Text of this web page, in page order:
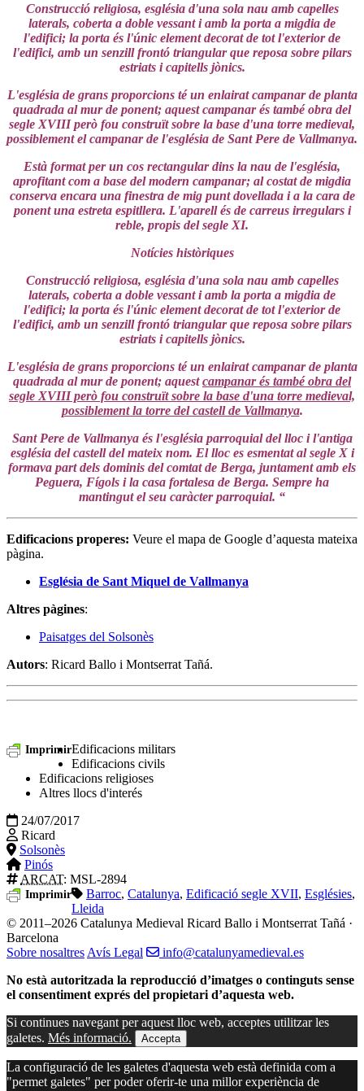
Construcció religiosa, església d'una sola nau amb capelles
laterals, coberta a doble vessant i amb la porta a migdia de
l'edifici; la porta és l'únic element decorat de tot l'exterior de
l'edifici, amb un senzill frontó triangular que reposa sobre pilars
estriats i capitells jònics.
L'església de grans proporcions té un enlairat campanar de planta
quadrada al mur de ponent; aquest campanar és també obra del
segle XVIII però fou construït sobre la base d'una torre medieval,
possiblement el campanar de l'església de Sant Pere de Vallmanya.
Està format per un cos rectangular dins la nau de l'església,
aprofitant com a base del modern campanar; al costat de migdia
conserva encara una finestra de mig punt dovellada i a la cara de
ponent una estreta espitllera. L'aparell és de carreus irregulars i
reble, propis del segle XI.
Notícies històriques
Construcció religiosa, església d'una sola nau amb capelles
laterals, coberta a doble vessant i amb la porta a migdia de
l'edifici; la porta és l'únic element decorat de tot l'exterior de
l'edifici, amb un senzill frontó triangular que reposa sobre pilars
estriats i capitells jònics.
L'església de grans proporcions té un enlairat campanar de planta
quadrada al mur de ponent; aquestcampanar és també obra del
segle XVIII però fou construït sobre la base d'una torre medieval,
possiblement la torre del castell de Vallmanya.
Sant Pere de Vallmanya és l'església parroquial del lloc i l'antiga
església del castell del mateix nom. El lloc es esmentat al segle X i
formava part dels dominis del comtat de Berga, juntament amb els
Peguera, Fígols i la casa fortalesa de Berga. Sempre ha
mantingut el seu caràcter parroquial. “
Edificacions properes: Veure el mapa de Google d’aquesta mateixa
pàgina.
Església de Sant Miquel de Vallmanya
Altres pàgines:
Paisatges del Solsonès
Autors: Ricard Ballo i Montserrat Tañá.
ImprimirEdificacions militars
Edificacions civils
Edificacions religioses
Altres llocs d'interés
24/07/2017
Ricard
Solsonès
Pinós
ARCAT: MSL-2894
Imprimir Barroc, Catalunya, Edificació segle XVII, Esglésies,
Lleida
© 2011–2026 Catalunya Medieval Ricard Ballo i Montserrat Tañá ·
Barcelona
Sobre nosaltres Avís Legal
info@catalunyamedieval.es
No està autoritzada la reproducció d’imatges o continguts sense
el consentiment exprés del propietari d’aquesta web.
Si continues navegant per aquest lloc web, acceptes utilitzar les
galetes. Més informació. Accepta
La configuració de les galetes d'aquesta web està definida com a
"permet galetes" per poder oferir-te una millor experiència de